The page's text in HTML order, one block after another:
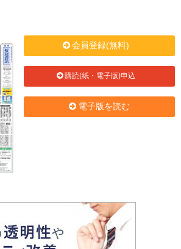
会員登録(無料)
購読(紙・電子版)申込
電子版を読む